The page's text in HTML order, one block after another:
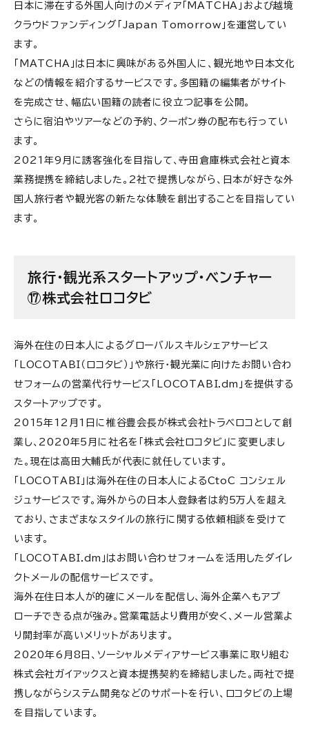
日本に滞在する外国人向けのメディア「MATCHA」および越境
クラウドファンディング「Japan Tomorrow」を運営してい
ます。
「MATCHA」は日本に興味がある外国人に、観光地や日本文化
などの情報を紹介するサービスです。多国籍の編集者がサイト
を完成させ、幅広い国籍の読者に役立つ記事を公開。
さらに宿泊やツアーなどの予約、クーポン券の配布も行ってい
ます。
2021年9月に誘客強化を目指して、寺田倉庫株式会社と資本
業務提携を締結しました。2社で提携しながら、日本が好きな外
国人旅行者や観光客の新たな体験を創出することを目指してい
ます。
旅行・観光系スタートアップ・ベンチャー
⑰株式会社ロコタビ
海外在住の日本人によるグローバルスキルシェアサービス
「LOCOTABI（ロコタビ）」や旅行・観光業に向けたお問い合わ
せフォームの営業代行サービス「LOCOTABI.dm」を提供する
スタートアップです。
2015年12月1日に椎谷豊会長が株式会社トラベロコとして創
業し、2020年5月に社名を「株式会社ロコタビ」に変更しまし
た。現在は高田大輔氏が代表に就任しています。
「LOCOTABI」は海外在住の日本人によるCtoC コンシェル
ジュサービスです。海外からの日本人登録者は約5万人を超え
ており、さまざまなスタイルの旅行に関する依頼相談を受けて
います。
「LOCOTABI.dm」はお問い合わせフォームを活用したダイレ
クトメールの配信サービスです。
海外在住日本人が的確にメールを配信し、海外企業へもアプ
ローチできる点が強み。営業電話より費用が安く、メール営業よ
り開封率が高いメリットがあります。
2020年6月8日、ソーシャルメディアサービス事業に取り組む
株式会社ガイアックスと資本提携契約を締結しました。両社で提
携しながらシステム開発などのサポートを行い、ロコタビの上場
を目指しています。